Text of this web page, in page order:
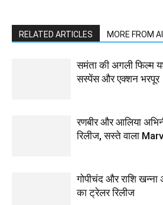
RELATED ARTICLES MORE FROM
समंता की अगली फिल्म
सस्पेंस और एक्शन भरपूर
रणबीर और आलिया
रिलीज, सस्‍ते वाला
गोपीचंद और राशि
का ट्रेलर रिलीज